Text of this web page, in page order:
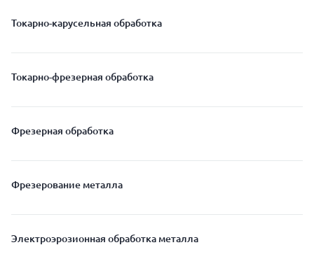
Токарно-карусельная обработка
Токарно-фрезерная обработка
Фрезерная обработка
Фрезерование металла
Электроэрозионная обработка металла